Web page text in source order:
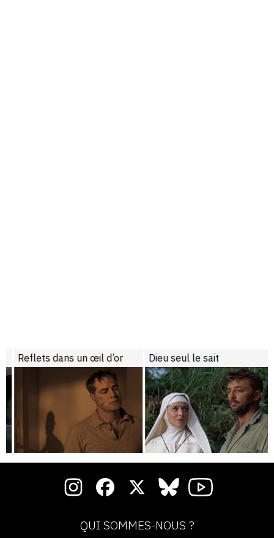
Reflets dans un œil d’or Dieu seul le sait
QUI SOMMES-NOUS ?